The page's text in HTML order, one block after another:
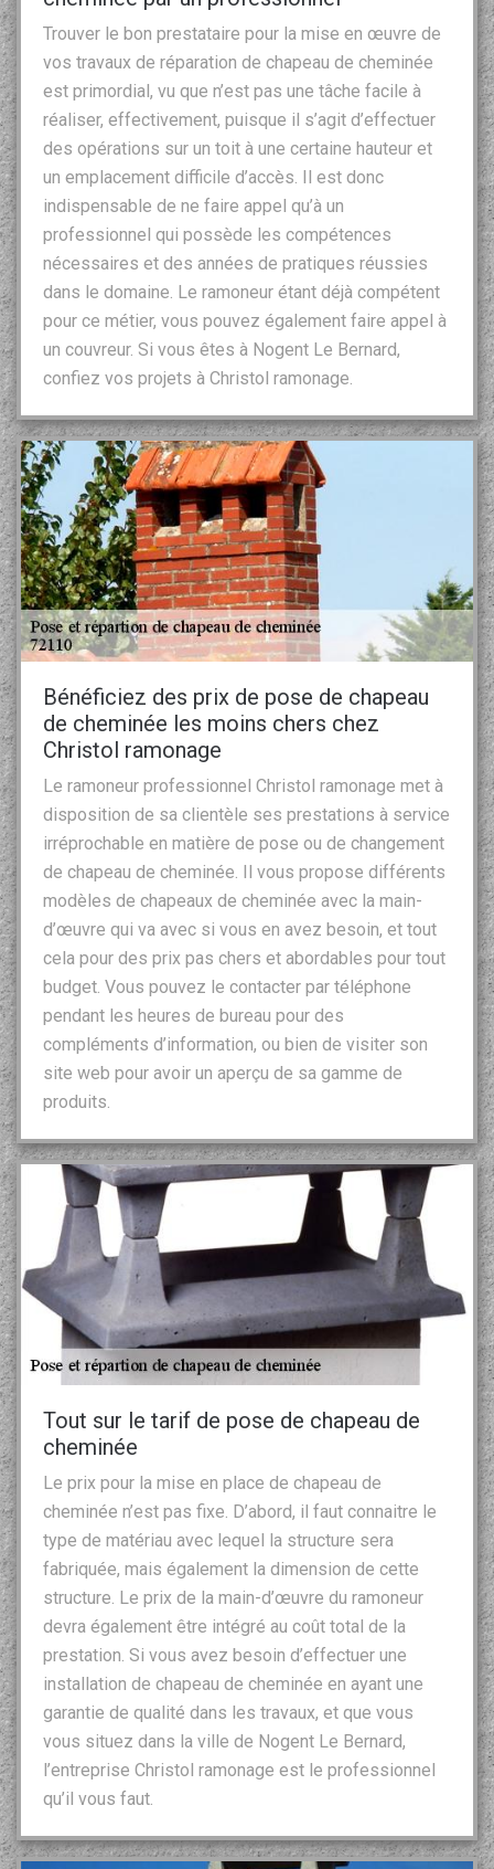
Trouver le bon prestataire pour la mise en œuvre de
vos travaux de réparation de chapeau de cheminée
est primordial, vu que n’est pas une tâche facile à
réaliser, effectivement, puisque il s’agit d’effectuer
des opérations sur un toit à une certaine hauteur et
un emplacement difficile d’accès. Il est donc
indispensable de ne faire appel qu’à un
professionnel qui possède les compétences
nécessaires et des années de pratiques réussies
dans le domaine. Le ramoneur étant déjà compétent
pour ce métier, vous pouvez également faire appel à
un couvreur. Si vous êtes à Nogent Le Bernard,
confiez vos projets à Christol ramonage.
Bénéficiez des prix de pose de chapeau
de cheminée les moins chers chez
Christol ramonage
Le ramoneur professionnel Christol ramonage met à
disposition de sa clientèle ses prestations à service
irréprochable en matière de pose ou de changement
de chapeau de cheminée. Il vous propose différents
modèles de chapeaux de cheminée avec la main-
d’œuvre qui va avec si vous en avez besoin, et tout
cela pour des prix pas chers et abordables pour tout
budget. Vous pouvez le contacter par téléphone
pendant les heures de bureau pour des
compléments d’information, ou bien de visiter son
site web pour avoir un aperçu de sa gamme de
produits.
Tout sur le tarif de pose de chapeau de
cheminée
Le prix pour la mise en place de chapeau de
cheminée n’est pas fixe. D’abord, il faut connaitre le
type de matériau avec lequel la structure sera
fabriquée, mais également la dimension de cette
structure. Le prix de la main-d’œuvre du ramoneur
devra également être intégré au coût total de la
prestation. Si vous avez besoin d’effectuer une
installation de chapeau de cheminée en ayant une
garantie de qualité dans les travaux, et que vous
vous situez dans la ville de Nogent Le Bernard,
l’entreprise Christol ramonage est le professionnel
qu’il vous faut.